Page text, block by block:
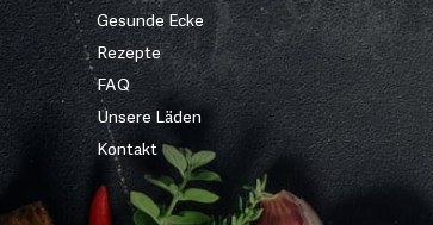
Gesunde Ecke
Rezepte
FAQ
Unsere Läden
Kontakt